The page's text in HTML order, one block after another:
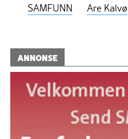
SAMFUNN Are Kalvø
ANNONSE